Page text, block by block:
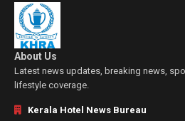
About Us
Latest news updates, breaking news,
lifestyle coverage.
Kerala Hotel News Bureau